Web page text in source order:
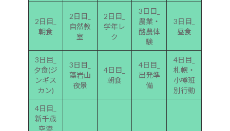
2日目_
朝食
2日目_
自然教
室
2日目_
学年レ
ク
3日目_
農業・
酪農体
験
3日目_
昼食
3日目_
夕食(ジ
ンギス
カン)
3日目_
藻岩山
夜景
4日目_
朝食
4日目_
出発準
備
4日目_
札幌・
小樽班
別行動
4日目_
新千歳
空港